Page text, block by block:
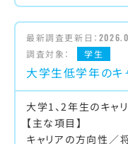
最新調査更新日：
調査対象：
学生
大学生低学年のキ
大学1、2年生のキャ
【主な項目】
キャリアの方向性／